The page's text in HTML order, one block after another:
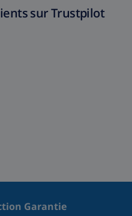
sur Trustpilot
Garantie